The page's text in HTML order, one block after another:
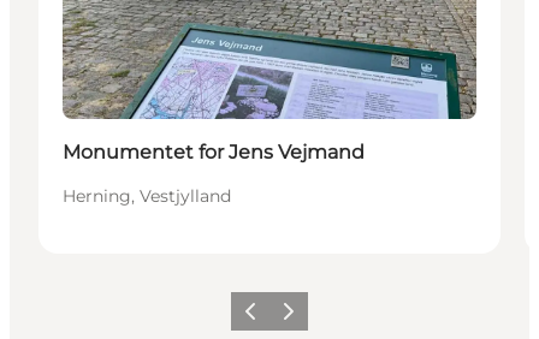
Monumentet for Jens Vejmand
Herning, Vestjylland
Forrige billede
Næste billede